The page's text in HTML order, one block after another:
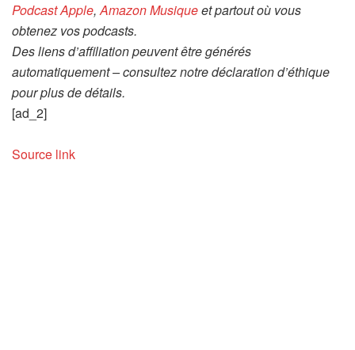
Podcast Apple,Amazon Musiqueet partout où vous
obtenez vos podcasts.
Des liens d’affiliation peuvent être générés
automatiquement – consultez notre déclaration d’éthique
pour plus de détails.
[ad_2]
Source link